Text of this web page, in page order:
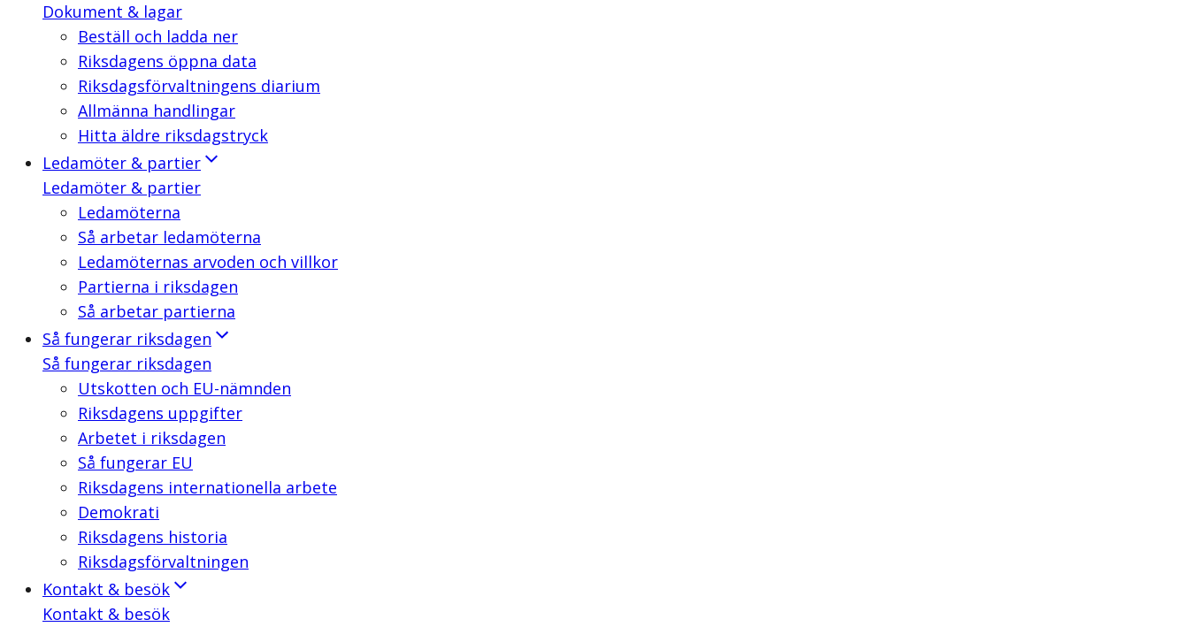
Dokument & lagar
Beställ och ladda ner
Riksdagens öppna data
Riksdagsförvaltningens diarium
Allmänna handlingar
Hitta äldre riksdagstryck
Ledamöter & partier
Ledamöter & partier
Ledamöterna
Så arbetar ledamöterna
Ledamöternas arvoden och villkor
Partierna i riksdagen
Så arbetar partierna
Så fungerar riksdagen
Så fungerar riksdagen
Utskotten och EU-nämnden
Riksdagens uppgifter
Arbetet i riksdagen
Så fungerar EU
Riksdagens internationella arbete
Demokrati
Riksdagens historia
Riksdagsförvaltningen
Kontakt & besök
Kontakt & besök